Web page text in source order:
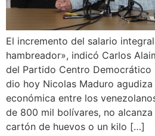
El incremento del salario
hambreador», indicó Carlos
del Partido Centro Democrático
dio hoy Nicolas Maduro
económica entre los
de 800 mil bolívares, no
cartón de huevos o un kilo […]